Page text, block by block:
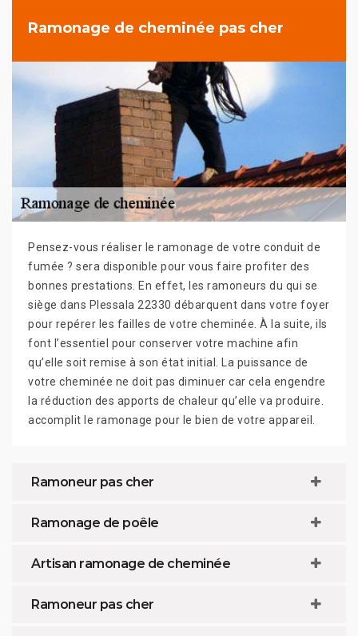
Ramonage de cheminée pas cher
Pensez-vous réaliser le ramonage de votre conduit de
fumée ? sera disponible pour vous faire profiter des
bonnes prestations. En effet, les ramoneurs du qui se
siège dans Plessala 22330 débarquent dans votre foyer
pour repérer les failles de votre cheminée. À la suite, ils
font l’essentiel pour conserver votre machine afin
qu’elle soit remise à son état initial. La puissance de
votre cheminée ne doit pas diminuer car cela engendre
la réduction des apports de chaleur qu’elle va produire.
accomplit le ramonage pour le bien de votre appareil.
Ramoneur pas cher
Ramonage de poêle
Artisan ramonage de cheminée
Ramoneur pas cher